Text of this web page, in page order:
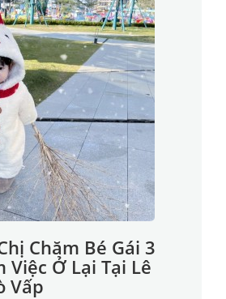
Chăm Bé Gái 3
Việc Ở Lại Tại Lê
Vấp